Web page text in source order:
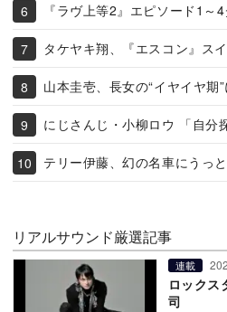
『ラヴ上等2』エピソード1～
タケヤキ翔、『エスコン』ス
山本圭壱、長女の“イヤイヤ期
にじさんじ・小柳ロウ 「自分
テリー伊藤、幻の名車にうっ
リアルサウンド厳選記事
連載
ロックス
司